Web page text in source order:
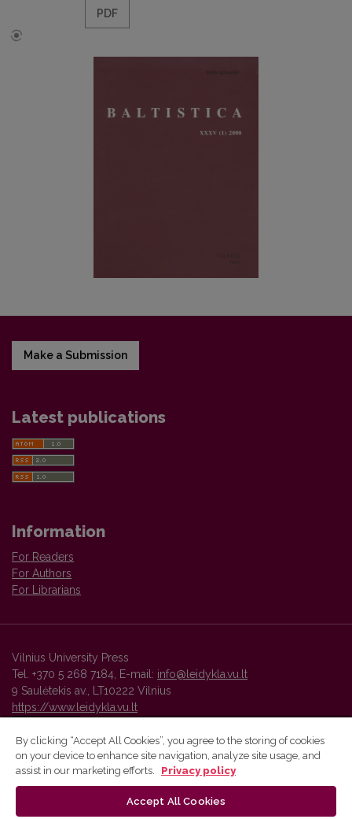
PDF
Make a Submission
Latest publications
Information
For Readers
For Authors
For Librarians
Vilnius University Press
Tel. +370 5 268 7184, E-mail: info@leidykla.vu.lt
9 Saulėtekis av., LT10222 Vilnius
https://www.leidykla.vu.lt
Vilnius University Press platform and metadata are distributed by
By clicking “Accept All Cookies”, you agree to the storing of cookies
on your device to enhance site navigation, analyze site usage, and
assist in our marketing efforts.
Privacy policy
Accept All Cookies